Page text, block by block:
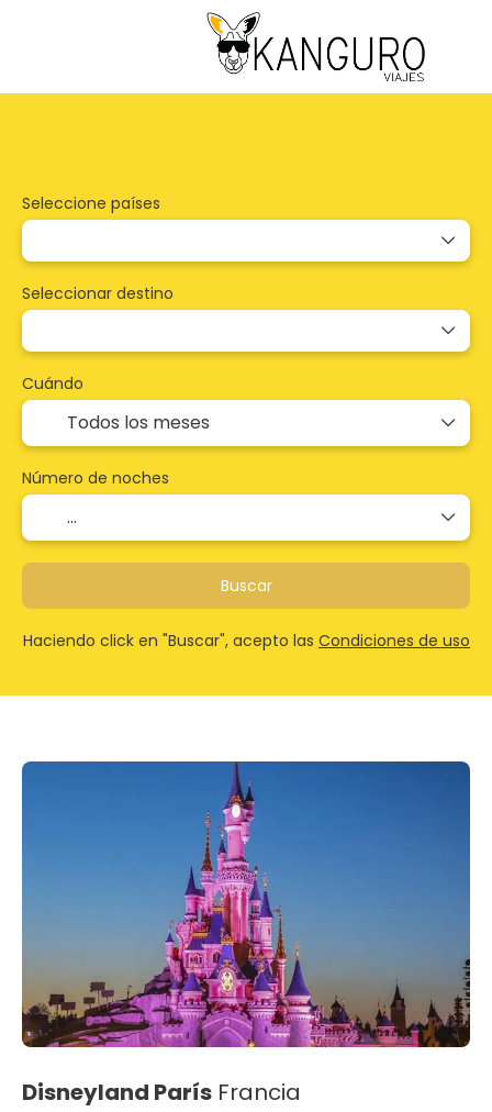
Seleccione países
Seleccionar destino
Cuándo
Número de noches
Buscar
Haciendo click en "Buscar", acepto las Condiciones de uso
Disneyland París Francia